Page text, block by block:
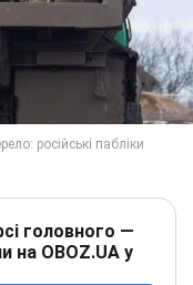
головного —
на OBOZ.UA у